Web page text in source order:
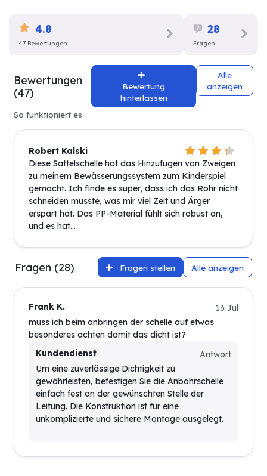
4.8
47 Bewertungen
28
Fragen
Bewertungen
(47)
Bewertung
hinterlassen
Alle
anzeigen
So funktioniert es
Robert Kalski
Diese Sattelschelle hat das Hinzufügen von Zweigen
zu meinem Bewässerungssystem zum Kinderspiel
gemacht. Ich finde es super, dass ich das Rohr nicht
schneiden musste, was mir viel Zeit und Ärger
erspart hat. Das PP-Material fühlt sich robust an,
und es hat...
Fragen (28) Fragen stellen Alle anzeigen
Frank K.
13 Jul
muss ich beim anbringen der schelle auf etwas
besonderes achten damit das dicht ist?
Kundendienst
Antwort
Um eine zuverlässige Dichtigkeit zu
gewährleisten, befestigen Sie die Anbohrschelle
einfach fest an der gewünschten Stelle der
Leitung. Die Konstruktion ist für eine
unkomplizierte und sichere Montage ausgelegt.